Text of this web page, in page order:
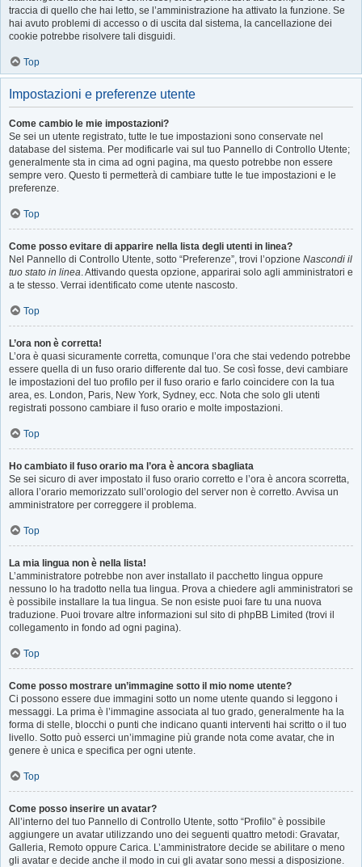
traccia di quello che hai letto, se l’amministrazione ha attivato la funzione. Se
hai avuto problemi di accesso o di uscita dal sistema, la cancellazione dei
cookie potrebbe risolvere tali disguidi.
Top
Impostazioni e preferenze utente
Come cambio le mie impostazioni?
Se sei un utente registrato, tutte le tue impostazioni sono conservate nel
database del sistema. Per modificarle vai sul tuo Pannello di Controllo Utente;
generalmente sta in cima ad ogni pagina, ma questo potrebbe non essere
sempre vero. Questo ti permetterà di cambiare tutte le tue impostazioni e le
preferenze.
Top
Come posso evitare di apparire nella lista degli utenti in linea?
Nel Pannello di Controllo Utente, sotto “Preferenze”, trovi l’opzione Nascondi il
tuo stato in linea. Attivando questa opzione, apparirai solo agli amministratori e
a te stesso. Verrai identificato come utente nascosto.
Top
L’ora non è corretta!
L’ora è quasi sicuramente corretta, comunque l’ora che stai vedendo potrebbe
essere quella di un fuso orario differente dal tuo. Se così fosse, devi cambiare
le impostazioni del tuo profilo per il fuso orario e farlo coincidere con la tua
area, es. London, Paris, New York, Sydney, ecc. Nota che solo gli utenti
registrati possono cambiare il fuso orario e molte impostazioni.
Top
Ho cambiato il fuso orario ma l’ora è ancora sbagliata
Se sei sicuro di aver impostato il fuso orario corretto e l’ora è ancora scorretta,
allora l’orario memorizzato sull’orologio del server non è corretto. Avvisa un
amministratore per correggere il problema.
Top
La mia lingua non è nella lista!
L’amministratore potrebbe non aver installato il pacchetto lingua oppure
nessuno lo ha tradotto nella tua lingua. Prova a chiedere agli amministratori se
è possibile installare la tua lingua. Se non esiste puoi fare tu una nuova
traduzione. Puoi trovare altre informazioni sul sito di phpBB Limited (trovi il
collegamento in fondo ad ogni pagina).
Top
Come posso mostrare un’immagine sotto il mio nome utente?
Ci possono essere due immagini sotto un nome utente quando si leggono i
messaggi. La prima è l’immagine associata al tuo grado, generalmente ha la
forma di stelle, blocchi o punti che indicano quanti interventi hai scritto o il tuo
livello. Sotto può esserci un’immagine più grande nota come avatar, che in
genere è unica e specifica per ogni utente.
Top
Come posso inserire un avatar?
All’interno del tuo Pannello di Controllo Utente, sotto “Profilo” è possibile
aggiungere un avatar utilizzando uno dei seguenti quattro metodi: Gravatar,
Galleria, Remoto oppure Carica. L’amministratore decide se abilitare o meno
gli avatar e decide anche il modo in cui gli avatar sono messi a disposizione.